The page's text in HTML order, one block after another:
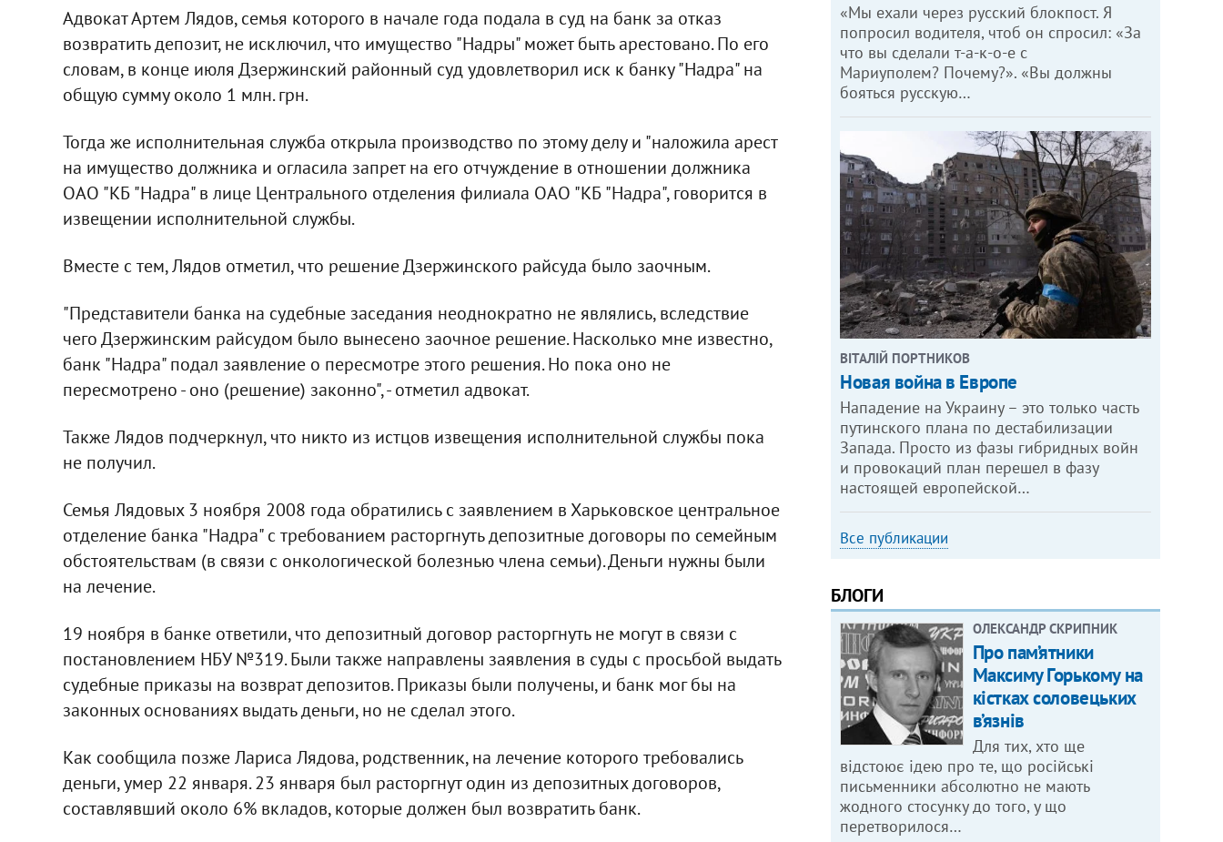
Адвокат Артем Лядов, семья которого в начале года подала в суд на банк за отказ
возвратить депозит, не исключил, что имущество "Надры" может быть арестовано. По его
словам, в конце июля Дзержинский районный суд удовлетворил иск к банку "Надра" на
общую сумму около 1 млн. грн.
Тогда же исполнительная служба открыла производство по этому делу и "наложила арест
на имущество должника и огласила запрет на его отчуждение в отношении должника
ОАО "КБ "Надра" в лице Центрального отделения филиала ОАО "КБ "Надра", говорится в
извещении исполнительной службы.
Вместе с тем, Лядов отметил, что решение Дзержинского райсуда было заочным.
"Представители банка на судебные заседания неоднократно не являлись, вследствие
чего Дзержинским райсудом было вынесено заочное решение. Насколько мне известно,
банк "Надра" подал заявление о пересмотре этого решения. Но пока оно не
пересмотрено - оно (решение) законно", - отметил адвокат.
Также Лядов подчеркнул, что никто из истцов извещения исполнительной службы пока
не получил.
Семья Лядовых 3 ноября 2008 года обратились с заявлением в Харьковское центральное
отделение банка "Надра" с требованием расторгнуть депозитные договоры по семейным
обстоятельствам (в связи с онкологической болезнью члена семьи). Деньги нужны были
на лечение.
19 ноября в банке ответили, что депозитный договор расторгнуть не могут в связи с
постановлением НБУ №319. Были также направлены заявления в суды с просьбой выдать
судебные приказы на возврат депозитов. Приказы были получены, и банк мог бы на
законных основаниях выдать деньги, но не сделал этого.
Как сообщила позже Лариса Лядова, родственник, на лечение которого требовались
деньги, умер 22 января. 23 января был расторгнут один из депозитных договоров,
составлявший около 6% вкладов, которые должен был возвратить банк.
«Мы ехали через русский блокпост. Я
попросил водителя, чтоб он спросил: «За
что вы сделали т-а-к-о-е с
Мариуполем? Почему?». «Вы должны
бояться русскую…
ВІТАЛІЙ ПОРТНИКОВ
Новая война в Европе
Нападение на Украину – это только часть
путинского плана по дестабилизации
Запада. Просто из фазы гибридных войн
и провокаций план перешел в фазу
настоящей европейской…
Все публикации
БЛОГИ
ОЛЕКСАНДР СКРИПНИК
Про пам’ятники
Максиму Горькому на
кістках соловецьких
в’язнів
Для тих, хто ще
відстоює ідею про те, що російські
письменники абсолютно не мають
жодного стосунку до того, у що
перетворилося…